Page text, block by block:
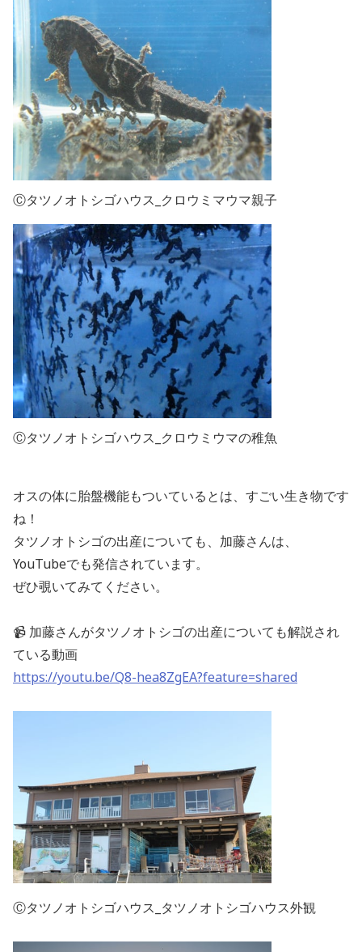
Ⓒタツノオトシゴハウス_クロウミマウマ親子
Ⓒタツノオトシゴハウス_クロウミウマの稚魚
オスの体に胎盤機能もついているとは、すごい生き物です
ね！
タツノオトシゴの出産についても、加藤さんは、
YouTubeでも発信されています。
ぜひ覗いてみてください。
📹 加藤さんがタツノオトシゴの出産についても解説され
ている動画
https://youtu.be/Q8-hea8ZgEA?feature=shared
Ⓒタツノオトシゴハウス_タツノオトシゴハウス外観